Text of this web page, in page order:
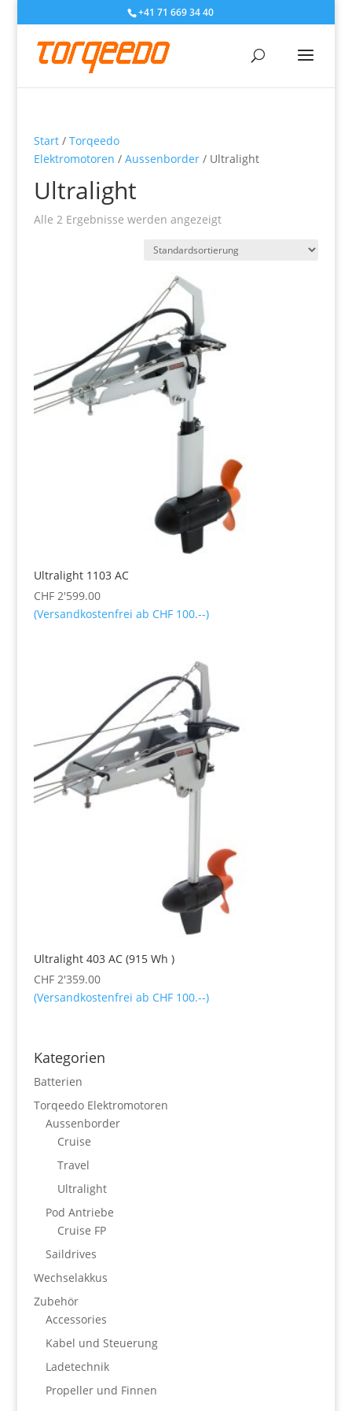
+41 71 669 34 40
Start/ Torqeedo
Elektromotoren / Aussenborder/ Ultralight
Ultralight
Alle 2 Ergebnisse werden angezeigt
Ultralight 1103 AC
CHF 2'599.00
(Versandkostenfrei ab CHF 100.--)
Ultralight 403 AC (915 Wh )
CHF 2'359.00
(Versandkostenfrei ab CHF 100.--)
Kategorien
Batterien
Torqeedo Elektromotoren
Aussenborder
Cruise
Travel
Ultralight
Pod Antriebe
Cruise FP
Saildrives
Wechselakkus
Zubehör
Accessories
Kabel und Steuerung
Ladetechnik
Propeller und Finnen